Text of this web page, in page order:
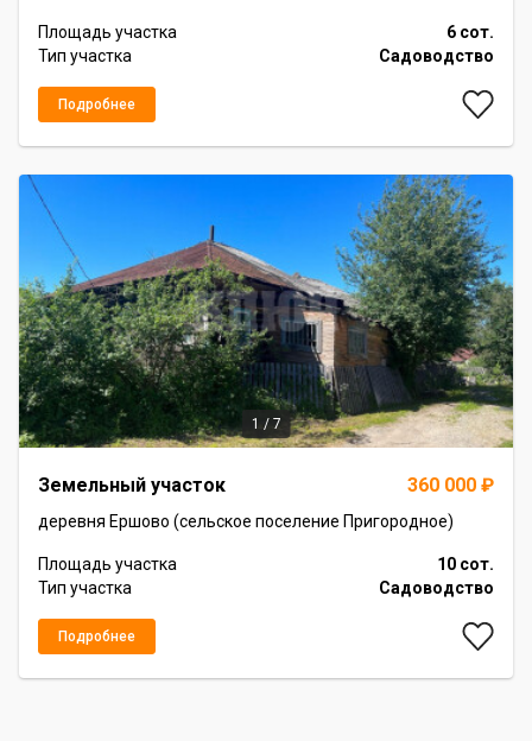
Площадь участка
6 сот.
Тип участка
Садоводство
Подробнее
1 / 7
Земельный участок 360 000 ₽
деревня Ершово (сельское поселение Пригородное)
Площадь участка
10 сот.
Тип участка
Садоводство
Подробнее